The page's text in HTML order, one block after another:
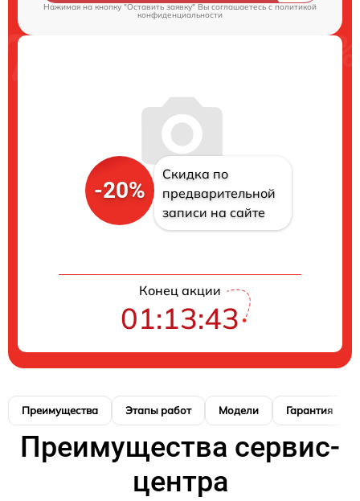
Нажимая на кнопку "Оставить заявку" Вы соглашаетесь cполитикой
конфиденциальности
-20%
Скидка по
предварительной
записи на сайте
Конец акции
01:13:42
Преимущества Этапы работ Модели Гарантия
Преимущества сервис-
центра